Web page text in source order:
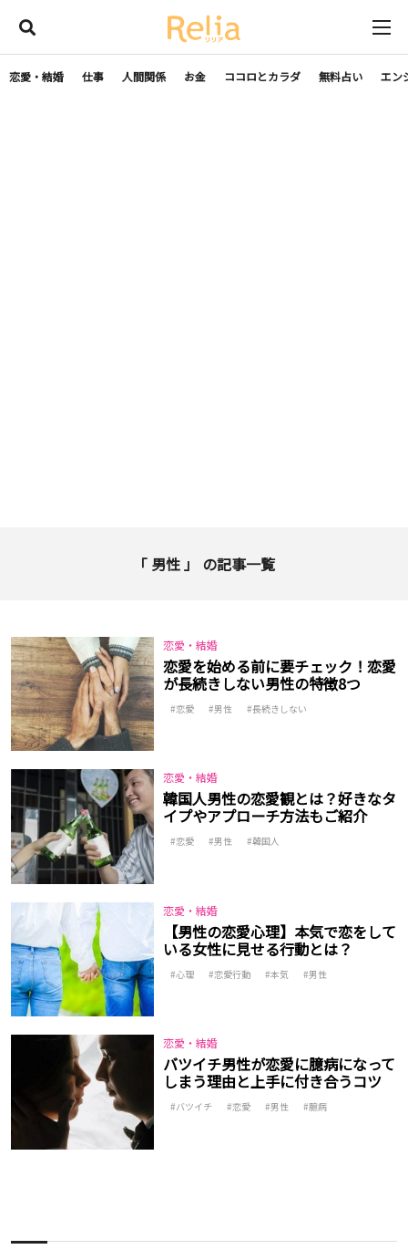
恋愛・結婚 仕事 人間関係 お金 ココロとカラダ 無料占い エン
「 男性 」 の記事一覧
恋愛・結婚
恋愛を始める前に要チェック！恋愛
が長続きしない男性の特徴8つ
恋愛 男性 長続きしない
恋愛・結婚
韓国人男性の恋愛観とは？好きなタ
イプやアプローチ方法もご紹介
恋愛 男性 韓国人
恋愛・結婚
【男性の恋愛心理】本気で恋をして
いる女性に見せる行動とは？
心理 恋愛行動 本気 男性
恋愛・結婚
バツイチ男性が恋愛に臆病になって
しまう理由と上手に付き合うコツ
バツイチ 恋愛 男性 臆病